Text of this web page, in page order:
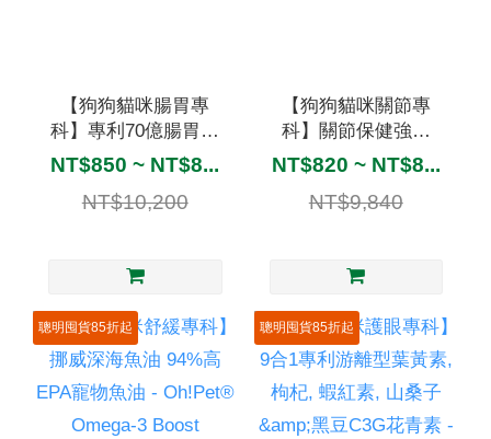
【狗狗貓咪腸胃專
科】專利70億腸胃益
生菌, 消化酵素&柿子
萃取 - Oh!Pet® Pro-6
NT$850 ~ NT$8...
NT$10,200
【狗狗貓咪關節專
科】關節保健強效
UC2, 綠唇貽貝&葡萄
糖胺NAG - Oh!Pet®
Ultra Joint
NT$820 ~ NT$8...
NT$9,840
聰明囤貨85折起 聰明囤貨85折起